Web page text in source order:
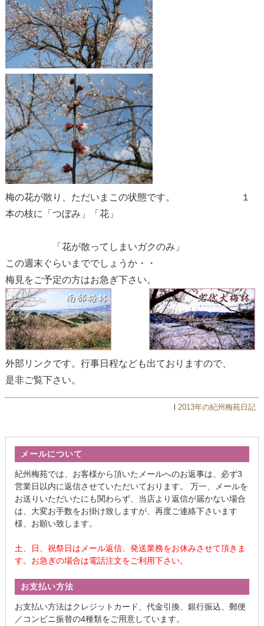
梅の花が散り、ただいまこの状態です。 １
本の枝に「つぼみ」「花」
「花が散ってしまいガクのみ」
この週末ぐらいまででしょうか・・
梅見をご予定の方はお急ぎ下さい。
外部リンクです。行事日程なども出ておりますので、
是非ご覧下さい。
2013年の紀州梅苑日記
メールについて
紀州梅苑では、お客様から頂いたメールへのお返事は、必ず3
営業日以内に返信させていただいております。 万一、メールを
お送りいただいたにも関わらず、当店より返信が届かない場合
は、大変お手数をお掛け致しますが、再度ご連絡下さいます
様、お願い致します。
土、日、祝祭日はメール返信、発送業務をお休みさせて頂きま
す。お急ぎの場合は電話注文をご利用下さい。
お支払い方法
お支払い方法はクレジットカード、代金引換、銀行振込、郵便
／コンビニ振替の4種類をご用意しています。